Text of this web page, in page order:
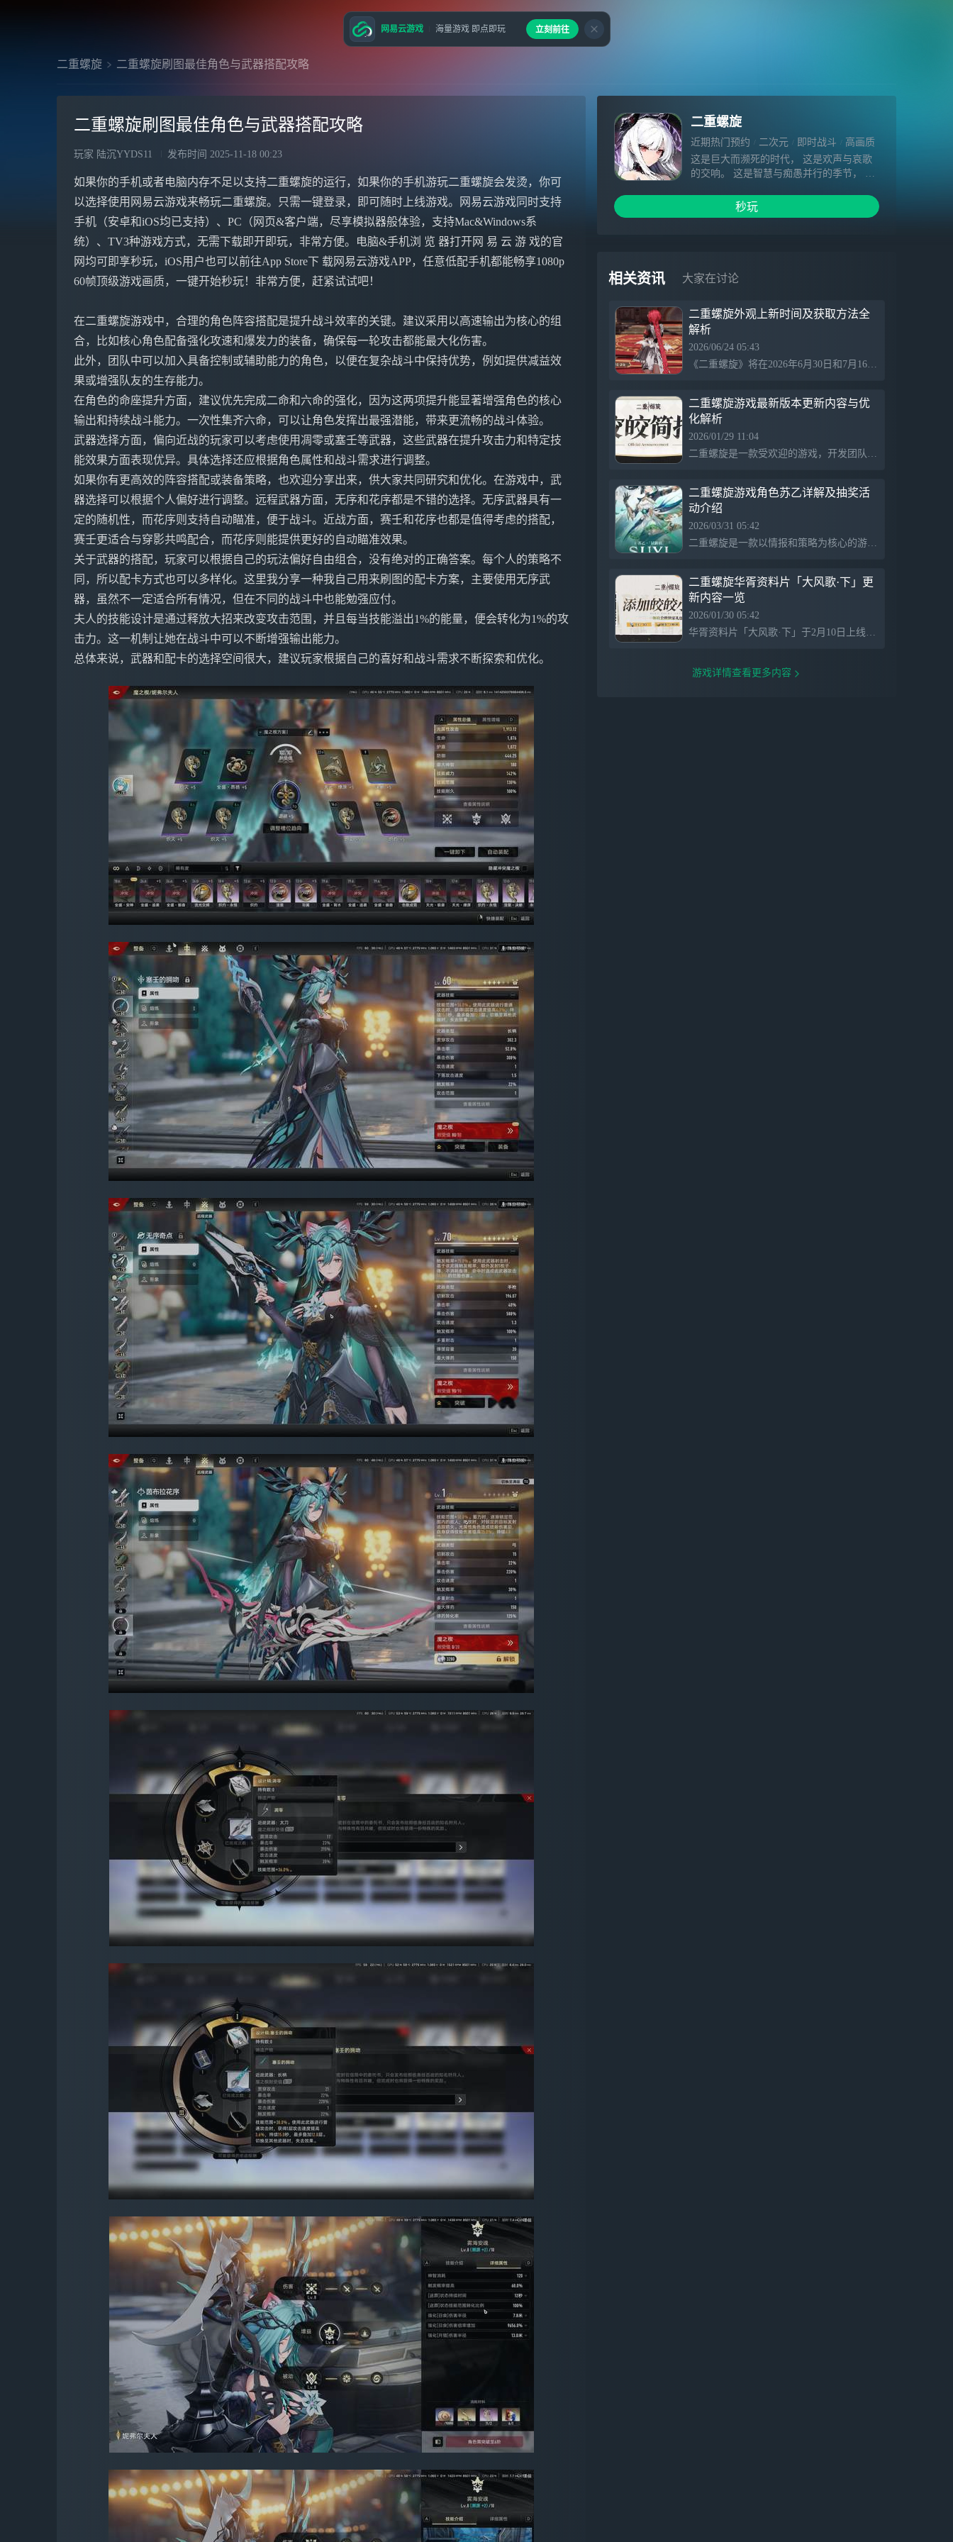
二重螺旋 二重螺旋刷图最佳角色与武器搭配攻略
二重螺旋刷图最佳角色与武器搭配攻略
玩家 陆沉YYDS11 发布时间 2025-11-18 00:23
如果你的手机或者电脑内存不足以支持二重螺旋的运行，如果你的手机游玩二重螺旋会发烫，你可
以选择使用网易云游戏来畅玩二重螺旋。只需一键登录，即可随时上线游戏。网易云游戏同时支持
手机（安卓和iOS均已支持）、PC（网页&客户端，尽享模拟器般体验，支持Mac&Windows系
统）、TV3种游戏方式，无需下载即开即玩，非常方便。电脑&手机浏 览 器打开网 易 云 游 戏的官
网均可即享秒玩，iOS用户也可以前往App Store下 载网易云游戏APP，任意低配手机都能畅享1080p
60帧顶级游戏画质，一键开始秒玩！非常方便，赶紧试试吧！
在二重螺旋游戏中，合理的角色阵容搭配是提升战斗效率的关键。建议采用以高速输出为核心的组
合，比如核心角色配备强化攻速和爆发力的装备，确保每一轮攻击都能最大化伤害。
此外，团队中可以加入具备控制或辅助能力的角色，以便在复杂战斗中保持优势，例如提供减益效
果或增强队友的生存能力。
在角色的命座提升方面，建议优先完成二命和六命的强化，因为这两项提升能显著增强角色的核心
输出和持续战斗能力。一次性集齐六命，可以让角色发挥出最强潜能，带来更流畅的战斗体验。
武器选择方面，偏向近战的玩家可以考虑使用凋零或塞壬等武器，这些武器在提升攻击力和特定技
能效果方面表现优异。具体选择还应根据角色属性和战斗需求进行调整。
如果你有更高效的阵容搭配或装备策略，也欢迎分享出来，供大家共同研究和优化。在游戏中，武
器选择可以根据个人偏好进行调整。远程武器方面，无序和花序都是不错的选择。无序武器具有一
定的随机性，而花序则支持自动瞄准，便于战斗。近战方面，赛壬和花序也都是值得考虑的搭配，
赛壬更适合与穿影共鸣配合，而花序则能提供更好的自动瞄准效果。
关于武器的搭配，玩家可以根据自己的玩法偏好自由组合，没有绝对的正确答案。每个人的策略不
同，所以配卡方式也可以多样化。这里我分享一种我自己用来刷图的配卡方案，主要使用无序武
器，虽然不一定适合所有情况，但在不同的战斗中也能勉强应付。
夫人的技能设计是通过释放大招来改变攻击范围，并且每当技能溢出1%的能量，便会转化为1%的攻
击力。这一机制让她在战斗中可以不断增强输出能力。
总体来说，武器和配卡的选择空间很大，建议玩家根据自己的喜好和战斗需求不断探索和优化。
二重螺旋
近期热门预约 二次元 即时战斗
高画质
哥特风
这是巨大而濒死的时代， 这是欢声与哀歌
的交响。 这是智慧与痴愚并行的季节， 这
神明赐福， 若无人聆听恶魔的恸哭， 我们
将背向天空，抱拥深渊， 我们将朝向荒诞
秒玩
相关资讯 大家在讨论
二重螺旋外观上新时间及获取方法全
解析
2026/06/24 05:43
《二重螺旋》将在2026年6月30日和7月16日分别上架多款新外观，包括「暮色梦魇」系列和「暮色配枪」系列。6月2日开启的“银星奔流”版本带来优化与福利，玩家可获得角色和武器自选箱，还能抽取外观奖池。此外，云端版本也上线，登录可获10小时免费时长，更多内容详见游戏内商店。
二重螺旋游戏最新版本更新内容与优
化解析
2026/01/29 11:04
二重螺旋是一款受欢迎的游戏，开发团队定期收集玩家反馈，持续优化游戏内容，包括新角色、武器、皮肤和系统更新，旨在提升玩家体验。
二重螺旋游戏角色苏乙详解及抽奖活
动介绍
2026/03/31 05:42
二重螺旋是一款以情报和策略为核心的游戏，玩家需扮演机枢派弟子苏乙，利用敏锐的观察力和缜密的布局，在皓京城中收集情报、展开暗中行动，提升飘零人的战斗效率。游戏强调角色之间的关系和情报收集的重要性，结合悬疑与策略元素，提供丰富的互动体验。
二重螺旋华胥资料片「大风歌·下」更
新内容一览
2026/01/30 05:42
华胥资料片「大风歌·下」于2月10日上线，新增角色止流、煜明及武器，推出冬日风尚外观和配饰，推出新限定万华止流旗袍形象，新增多款载具如银翼骑士和萌趣坐骑，活动还设有留言抽奖赢取周边奖励。
游戏详情查看更多内容
网易云游戏 海量游戏 即点即玩 立刻前往